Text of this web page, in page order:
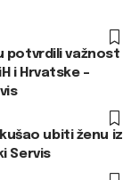
potvrdili važnost
i Hrvatske –
ubiti ženu iz
Servis